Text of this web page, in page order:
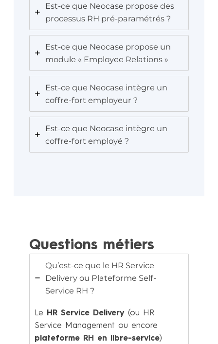
Est-ce que Neocase propose des
processus RH pré-paramétrés ?
Est-ce que Neocase propose un
module « Employee Relations »
Est-ce que Neocase intègre un
coffre-fort employeur ?
Est-ce que Neocase intègre un
coffre-fort employé ?
Questions métiers
Qu’est-ce que le HR Service
Delivery ou Plateforme Self-
Service RH ?
Le HR Service Delivery (ou HR
Service Management ou encore
plateforme RH en libre-service)